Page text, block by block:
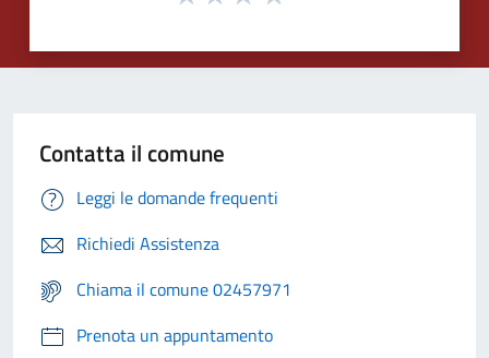
Contatta il comune
Leggi le domande frequenti
Richiedi Assistenza
Chiama il comune 02457971
Prenota un appuntamento